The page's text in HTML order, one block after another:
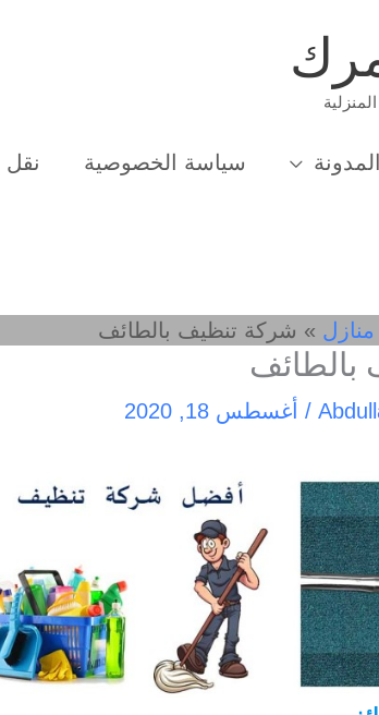
المدونة سياسة الخصوصية
شركة تنظيف بالطائف
/ أغسطس 18, 2020